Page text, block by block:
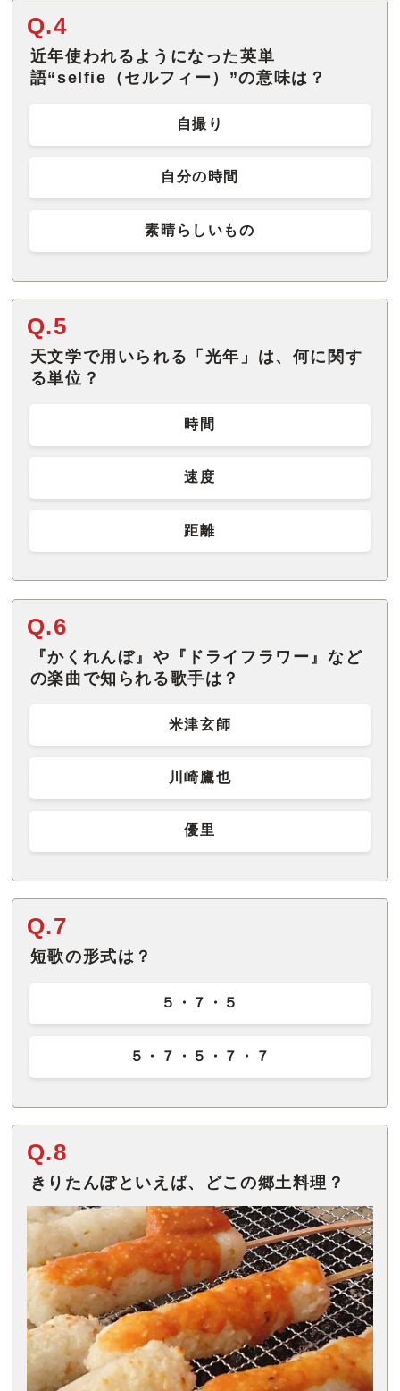
Q.4
近年使われるようになった英単
語“selfie（セルフィー）”の意味は？
自撮り
自分の時間
素晴らしいもの
Q.5
天文学で用いられる「光年」は、何に関す
る単位？
時間
速度
距離
Q.6
『かくれんぼ』や『ドライフラワー』など
の楽曲で知られる歌手は？
米津玄師
川崎鷹也
優里
Q.7
短歌の形式は？
５・７・５
５・７・５・７・７
Q.8
きりたんぽといえば、どこの郷土料理？